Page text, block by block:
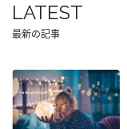
LATEST
最新の記事